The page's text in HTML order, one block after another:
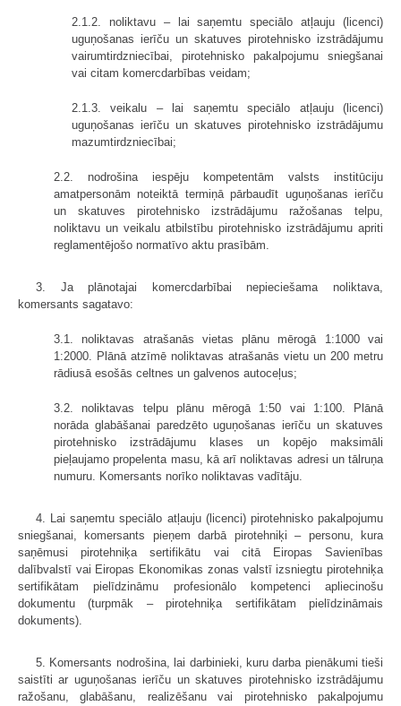
2.1.2. noliktavu – lai saņemtu speciālo atļauju (licenci)
uguņošanas ierīču un skatuves pirotehnisko izstrādājumu
vairumtirdzniecībai, pirotehnisko pakalpojumu sniegšanai
vai citam komercdarbības veidam;
2.1.3. veikalu – lai saņemtu speciālo atļauju (licenci)
uguņošanas ierīču un skatuves pirotehnisko izstrādājumu
mazumtirdzniecībai;
2.2. nodrošina iespēju kompetentām valsts institūciju
amatpersonām noteiktā termiņā pārbaudīt uguņošanas ierīču
un skatuves pirotehnisko izstrādājumu ražošanas telpu,
noliktavu un veikalu atbilstību pirotehnisko izstrādājumu apriti
reglamentējošo normatīvo aktu prasībām.
3. Ja plānotajai komercdarbībai nepieciešama noliktava,
komersants sagatavo:
3.1. noliktavas atrašanās vietas plānu mērogā 1:1000 vai
1:2000. Plānā atzīmē noliktavas atrašanās vietu un 200 metru
rādiusā esošās celtnes un galvenos autoceļus;
3.2. noliktavas telpu plānu mērogā 1:50 vai 1:100. Plānā
norāda glabāšanai paredzēto uguņošanas ierīču un skatuves
pirotehnisko izstrādājumu klases un kopējo maksimāli
pieļaujamo propelenta masu, kā arī noliktavas adresi un tālruņa
numuru. Komersants norīko noliktavas vadītāju.
4. Lai saņemtu speciālo atļauju (licenci) pirotehnisko pakalpojumu
sniegšanai, komersants pieņem darbā pirotehniķi – personu, kura
saņēmusi pirotehniķa sertifikātu vai citā Eiropas Savienības
dalībvalstī vai Eiropas Ekonomikas zonas valstī izsniegtu pirotehniķa
sertifikātam pielīdzināmu profesionālo kompetenci apliecinošu
dokumentu (turpmāk – pirotehniķa sertifikātam pielīdzināmais
dokuments).
5. Komersants nodrošina, lai darbinieki, kuru darba pienākumi tieši
saistīti ar uguņošanas ierīču un skatuves pirotehnisko izstrādājumu
ražošanu, glabāšanu, realizēšanu vai pirotehnisko pakalpojumu